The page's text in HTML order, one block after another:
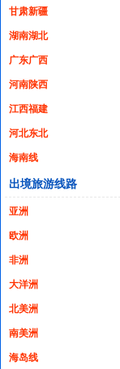
甘肃新疆
湖南湖北
广东广西
河南陕西
江西福建
河北东北
海南线
出境旅游线路
亚洲
欧洲
非洲
大洋洲
北美洲
南美洲
海岛线